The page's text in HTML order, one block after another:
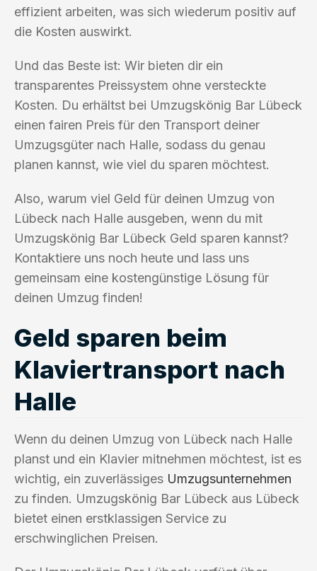
effizient arbeiten, was sich wiederum positiv auf
die Kosten auswirkt.
Und das Beste ist: Wir bieten dir ein
transparentes Preissystem ohne versteckte
Kosten. Du erhältst bei Umzugskönig Bar Lübeck
einen fairen Preis für den Transport deiner
Umzugsgüter nach Halle, sodass du genau
planen kannst, wie viel du sparen möchtest.
Also, warum viel Geld für deinen Umzug von
Lübeck nach Halle ausgeben, wenn du mit
Umzugskönig Bar Lübeck Geld sparen kannst?
Kontaktiere uns noch heute und lass uns
gemeinsam eine kostengünstige Lösung für
deinen Umzug finden!
Geld sparen beim
Klaviertransport nach
Halle
Wenn du deinen Umzug von Lübeck nach Halle
planst und ein Klavier mitnehmen möchtest, ist es
wichtig, ein zuverlässiges Umzugsunternehmen
zu finden. Umzugskönig Bar Lübeck aus Lübeck
bietet einen erstklassigen Service zu
erschwinglichen Preisen.